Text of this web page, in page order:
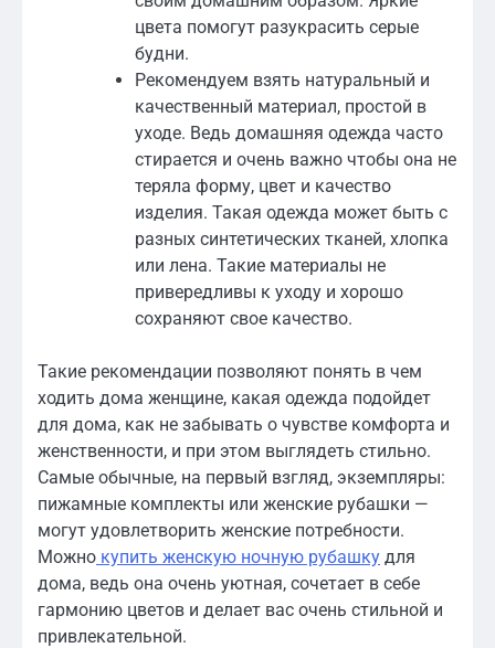
цвета помогут разукрасить серые
будни.
Рекомендуем взять натуральный и
качественный материал, простой в
уходе. Ведь домашняя одежда часто
стирается и очень важно чтобы она не
теряла форму, цвет и качество
изделия. Такая одежда может быть с
разных синтетических тканей, хлопка
или лена. Такие материалы не
привередливы к уходу и хорошо
сохраняют свое качество.
Такие рекомендации позволяют понять в чем
ходить дома женщине, какая одежда подойдет
для дома, как не забывать о чувстве комфорта и
женственности, и при этом выглядеть стильно.
Самые обычные, на первый взгляд, экземпляры:
пижамные комплекты или женские рубашки —
могут удовлетворить женские потребности.
Можно купить женскую ночную рубашку для
дома, ведь она очень уютная, сочетает в себе
гармонию цветов и делает вас очень стильной и
привлекательной.